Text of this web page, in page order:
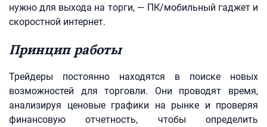
нужно для выхода на торги, — ПК/мобильный гаджет и
скоростной интернет.
Принцип работы
Трейдеры постоянно находятся в поиске новых
возможностей для торговли. Они проводят время,
анализируя ценовые графики на рынке и проверяя
финансовую отчетность, чтобы определить